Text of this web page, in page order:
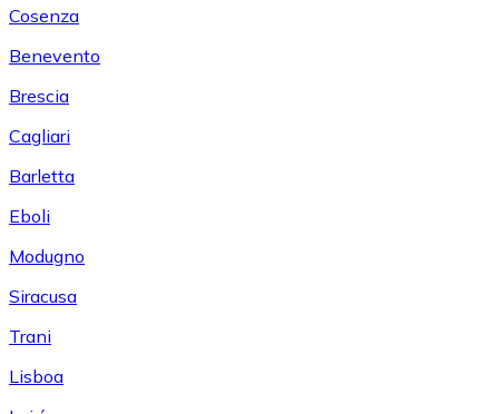
Cosenza
Benevento
Brescia
Cagliari
Barletta
Eboli
Modugno
Siracusa
Trani
Lisboa